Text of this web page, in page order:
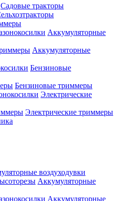
Садовые тракторы
Аккумуляторные
Аккумуляторные
Бензиновые
Бензиновые триммеры
Электрические
Электрические триммеры
воздуходувки
Аккумуляторные
Аккумуляторные